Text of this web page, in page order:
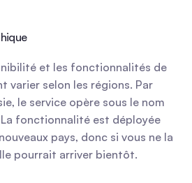
et les fonctionnalités de
varier selon les régions. Par
le service opère sous le nom
fonctionnalité est déployée
pays, donc si vous ne la
pourrait arriver bientôt.